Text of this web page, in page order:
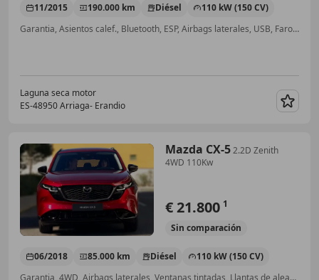
11/2015 190.000 km Diésel
110 kW (150 CV)
Garantia, Asientos calef., Bluetooth, ESP, Airbags laterales, USB, Faros antiniebla
Laguna seca motor
ES-48950 Arriaga- Erandio
Mazda CX-52.2D Zenith
4WD 110Kw
€ 21.800 1
Sin comparación
06/2018 85.000 km Diésel
110 kW (150 CV)
Garantia, 4WD, Airbags laterales, Ventanas tintadas, Llantas de aleación, Pantalla frontal, Inmovilizador, Asiento trasero partido